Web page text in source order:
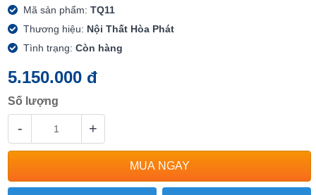
Mã sản phẩm:TQ11
Thương hiệu: Nội Thất Hòa Phát
Tình trạng:Còn hàng
5.150.000 đ
Số lượng
- +